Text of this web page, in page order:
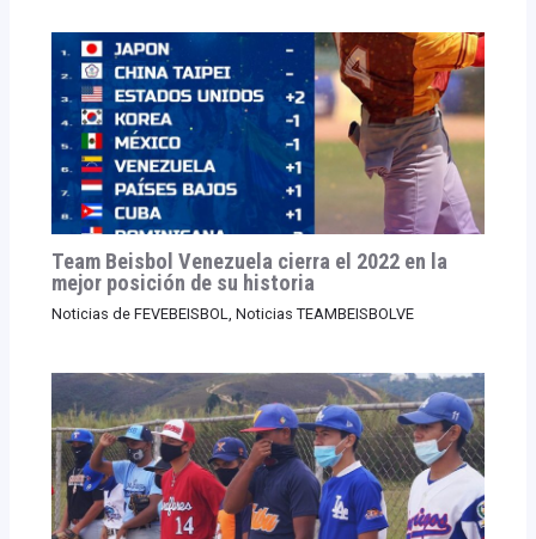
Team Beisbol Venezuela cierra el 2022 en la
mejor posición de su historia
Noticias de FEVEBEISBOL Noticias TEAMBEISBOLVE